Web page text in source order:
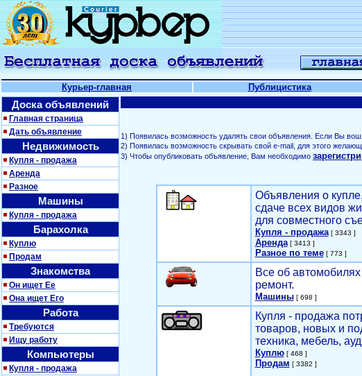
Курьер-главная Публицистика
Доска объявлений
Главная страница
Дать объявление
Недвижимость
Купля - продажа
Аренда
Разное
Машины
Купля - продажа
Барахолка
Куплю
Продам
Знакомства
Он ищет Ее
Она ищет Его
Работа
Требуются
Ищу работу
Компьютеры
Купля - продажа
1) Появилась возможность удалять свои объявления. Если Вы
2) Появилась возможность скрывать свой е-mail, для этого
3) Чтобы опубликовать объявление, Вам необходимо
Объявления о
сдаче всех видов
для совместного
Купля - продажа[ 3343 ]
Аренда[ 3413 ]
Разное по теме[ 773 ]
Все об
ремонт.
Машины[ 698 ]
Купля - продажа
товаров, новых и
техника, мебель,
Куплю[ 468 ]
Продам [ 3382 ]